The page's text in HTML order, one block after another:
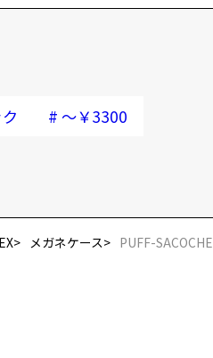
す
等の不具合は、お渡し
修理又は交換させて頂
具合の調整・クリーニン
# ～￥3300
メガネケース PUFF-